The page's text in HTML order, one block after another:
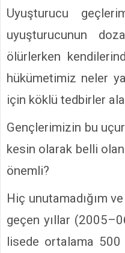
Uyuşturucu
uyuşturucunun
ölürlerken
hükümetimiz neler
için köklü tedbirler
Gençlerimizin bu
kesin olarak belli
önemli?
Hiç unutamadığım
geçen yıllar
lisede ortalama 500